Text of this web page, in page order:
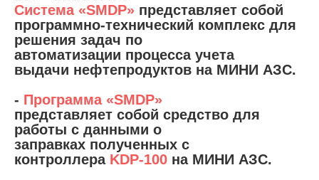
Система «SMDP» представляет собой
программно-технический комплекс для
решения задач по
автоматизации процесса учета
выдачи нефтепродуктов на МИНИ АЗС.
- Программа «SMDP»
представляет собой средство для
работы с данными о
заправках полученных с
контроллера KDP-100 на МИНИ АЗС.